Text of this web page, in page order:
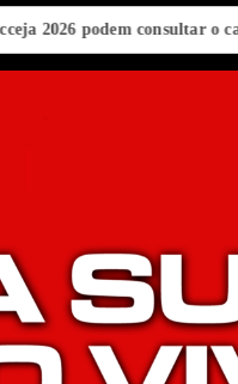
consultar o cartão de